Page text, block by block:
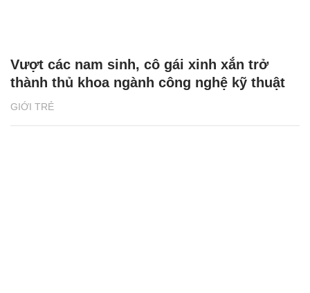
GIỚI TRẺ
Vượt các nam sinh, cô gái xinh xắn trở
thành thủ khoa ngành công nghệ kỹ thuật